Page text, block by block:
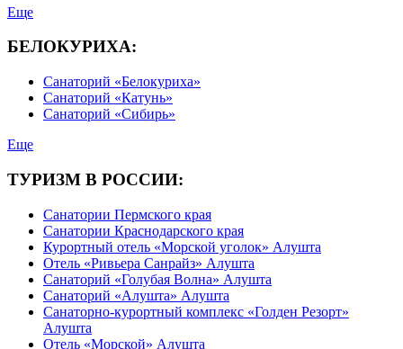
Еще
БЕЛОКУРИХА:
Санаторий «Белокуриха»
Санаторий «Катунь»
Санаторий «Сибирь»
Еще
ТУРИЗМ В РОССИИ:
Санатории Пермского края
Санатории Краснодарского края
Курортный отель «Морской уголок» Алушта
Отель «Ривьера Санрайз» Алушта
Санаторий «Голубая Волна» Алушта
Санаторий «Алушта» Алушта
Санаторно-курортный комплекс «Голден Резорт»
Алушта
Отель «Морской» Алушта